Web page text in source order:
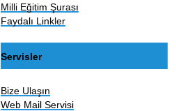
Milli Eğitim Şurası
Faydalı Linkler
Servisler
Bize Ulaşın
Web Mail Servisi